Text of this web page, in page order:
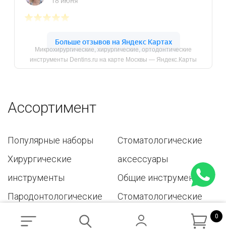
0
Микрохирургические, хирургические, ортодонтические
инструменты Dentins.ru на карте Москвы — Яндекс.Карты
Ассортимент
Популярные наборы
Хирургические
инструменты
Пародонтологические
инструменты
Стоматологические
аксессуары
Общие инструменты
Стоматологические
материалы